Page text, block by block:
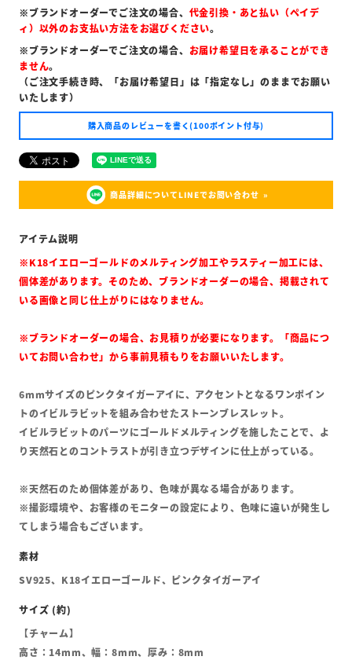
※ブランドオーダーでご注文の場合、 代金引換・あと払い（ペイデ
ィ）以外のお支払い方法をお選びください。
※ブランドオーダーでご注文の場合、 お届け希望日を承ることができ
ません。
（ご注文手続き時、「お届け希望日」は「指定なし」のままでお願い
いたします）
購入商品のレビューを書く(100ポイント付与)
商品詳細についてLINEでお問い合わせ
※K18イエローゴールドのメルティング加工やラスティー加工には、
個体差があります。そのため、ブランドオーダーの場合、掲載されて
いる画像と同じ仕上がりにはなりません。
※ブランドオーダーの場合、お見積りが必要になります。「商品につ
いてお問い合わせ」から事前見積もりをお願いいたします。
6mmサイズのピンクタイガーアイに、アクセントとなるワンポイン
トのイビルラビットを組み合わせたストーンブレスレット。
イビルラビットのパーツにゴールドメルティングを施したことで、よ
り天然石とのコントラストが引き立つデザインに仕上がっている。
※天然石のため個体差があり、色味が異なる場合があります。
※撮影環境や、お客様のモニターの設定により、色味に違いが発生し
てしまう場合もございます。
SV925、K18イエローゴールド、ピンクタイガーアイ
【チャーム】
高さ：14mm、幅：8mm、厚み：8mm